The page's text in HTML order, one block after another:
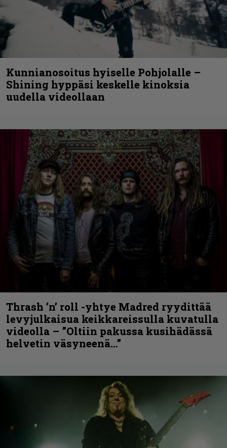
Kunnianosoitus hyiselle Pohjolalle –
Shining hyppäsi keskelle kinoksia
uudella videollaan
Thrash ’n’ roll -yhtye Madred ryydittää
levyjulkaisua keikkareissulla kuvatulla
videolla – ”Oltiin pakussa kusihädässä
helvetin väsyneenä…”